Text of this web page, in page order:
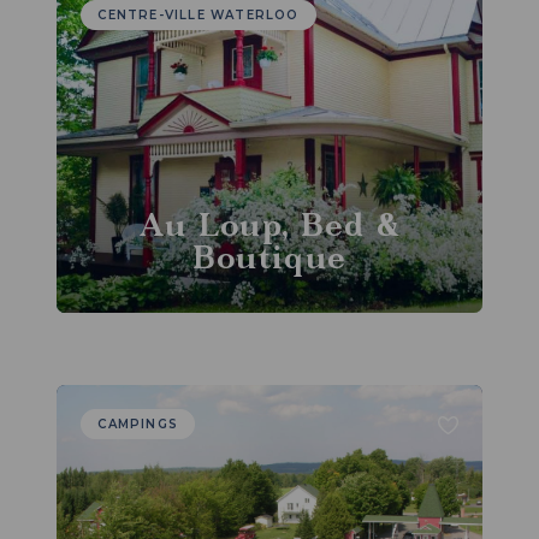
CENTRE-VILLE WATERLOO
Au Loup, Bed &
Boutique
CAMPINGS